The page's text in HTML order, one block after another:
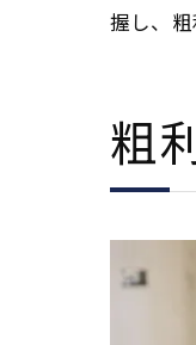
握し、
粗